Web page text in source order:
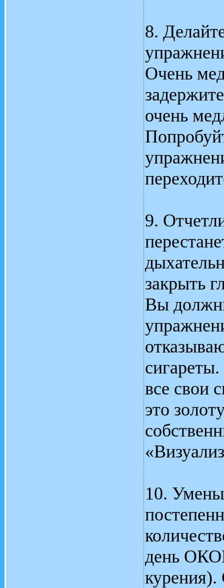
8.
Очень
очень
9.
закрыть
Вы
все свои
это
10.
день
курения).